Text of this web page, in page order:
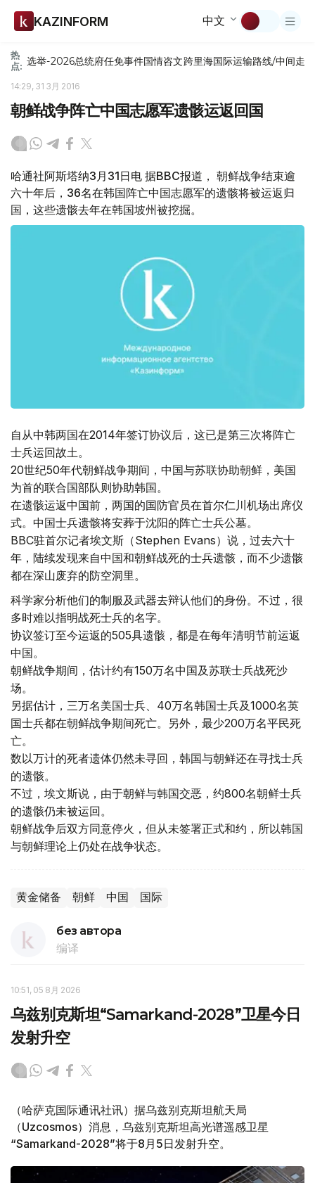
KAZINFORM 中文
热
点: 选举-2026总统府任免事件国情咨文跨里海国际运输路线/中间走廊
14:29, 31 3月 2016
朝鲜战争阵亡中国志愿军遗骸运返回国
哈通社阿斯塔纳3月31日电 据BBC报道， 朝鲜战争结束逾
六十年后，36名在韩国阵亡中国志愿军的遗骸将被运返归
国，这些遗骸去年在韩国坡州被挖掘。
自从中韩两国在2014年签订协议后，这已是第三次将阵亡
士兵运回故土。
20世纪50年代朝鲜战争期间，中国与苏联协助朝鲜，美国
为首的联合国部队则协助韩国。
在遗骸运返中国前，两国的国防官员在首尔仁川机场出席仪
式。中国士兵遗骸将安葬于沈阳的阵亡士兵公墓。
BBC驻首尔记者埃文斯（Stephen Evans）说，过去六十
年，陆续发现来自中国和朝鲜战死的士兵遗骸，而不少遗骸
都在深山废弃的防空洞里。
科学家分析他们的制服及武器去辩认他们的身份。不过，很
多时难以指明战死士兵的名字。
协议签订至今运返的505具遗骸，都是在每年清明节前运返
中国。
朝鲜战争期间，估计约有150万名中国及苏联士兵战死沙
场。
另据估计，三万名美国士兵、40万名韩国士兵及1000名英
国士兵都在朝鲜战争期间死亡。另外，最少200万名平民死
亡。
数以万计的死者遗体仍然未寻回，韩国与朝鲜还在寻找士兵
的遗骸。
不过，埃文斯说，由于朝鲜与韩国交恶，约800名朝鲜士兵
的遗骸仍未被运回。
朝鲜战争后双方同意停火，但从未签署正式和约，所以韩国
与朝鲜理论上仍处在战争状态。
黄金储备 朝鲜 中国 国际
без автора
编译
10:51, 05 8月 2026
乌兹别克斯坦“Samarkand-2028”卫星今日
发射升空
（哈萨克国际通讯社讯）据乌兹别克斯坦航天局
（Uzcosmos）消息，乌兹别克斯坦高光谱遥感卫星
“Samarkand-2028”将于8月5日发射升空。